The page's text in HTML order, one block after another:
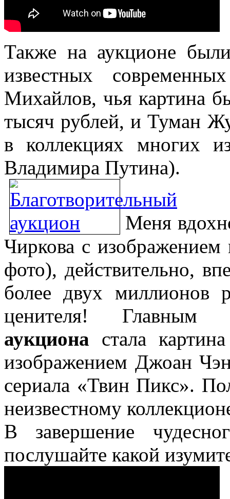
Также на аукционе
известных
Михайлов, чья картина
тысяч рублей, и Туман
в коллекциях многих
Владимира Путина).
Меня
Чиркова с изображением
фото), действительно,
более двух миллионов
ценителя!
аукциона стала
изображением Джоан
сериала «Твин Пикс».
неизвестному
В завершение
послушайте какой